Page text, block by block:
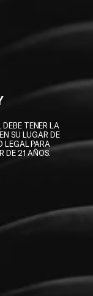
TENER LA
SU LUGAR DE
LEGAL PARA
DE 21 AÑOS.